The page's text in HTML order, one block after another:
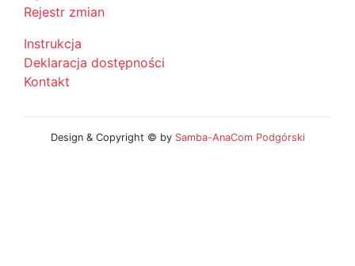
Rejestr zmian
Instrukcja
Deklaracja dostępności
Kontakt
Design & Copyright © by Samba-AnaCom Podgórski